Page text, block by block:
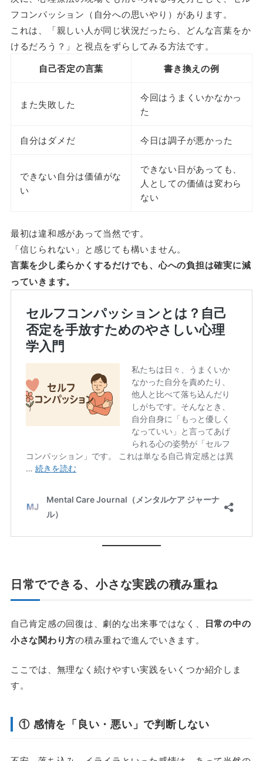
フコンパッション（自分への思いやり）があります。
これは、「親しい人が同じ状況だったら、どんな言葉をか
けるだろう？」と視点をずらしてみる方法です。
自己否定の言葉 書き換えの例
また失敗した
今回はうまくいかなかっ
た
自分はダメだ 今日は調子が悪かった
できない自分は価値がな
い
できない日があっても、
人としての価値は変わら
ない
最初は違和感があって当然です。
「信じられない」と感じても構いません。
言葉を少し柔らかくするだけでも、心への負担は確実に減
っていきます。
日常でできる、小さな実践の積み重ね
自己肯定感の回復は、劇的な出来事ではなく、
日常の中の
小さな関わり方の積み重ねで進んでいきます。
ここでは、無理なく続けやすい実践をいくつか紹介しま
す。
① 感情を「良い・悪い」で判断しない